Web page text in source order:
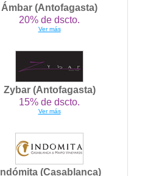
Ámbar (Antofagasta)
20% de dscto.
Ver más
Zybar (Antofagasta)
15% de dscto.
Ver más
Indómita (Casablanca)